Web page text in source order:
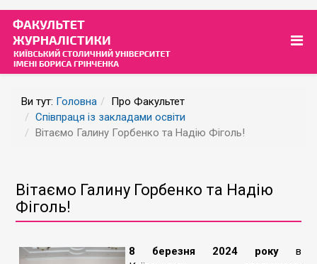
Ви тут: Головна
Про Факультет
Співпраця із закладами освіти
Вітаємо Галину Горбенко та Надію Фіголь!
Вітаємо Галину Горбенко та Надію
Фіголь!
8 березня 2024 року в